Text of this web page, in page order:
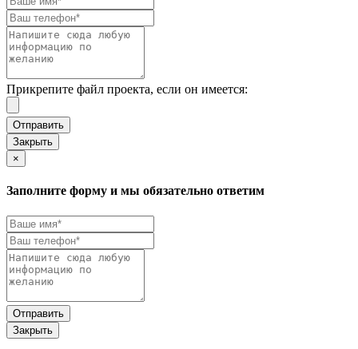
Прикрепите файл проекта, если он имеется:
Закрыть
×
Заполните форму и мы обязательно ответим
Закрыть